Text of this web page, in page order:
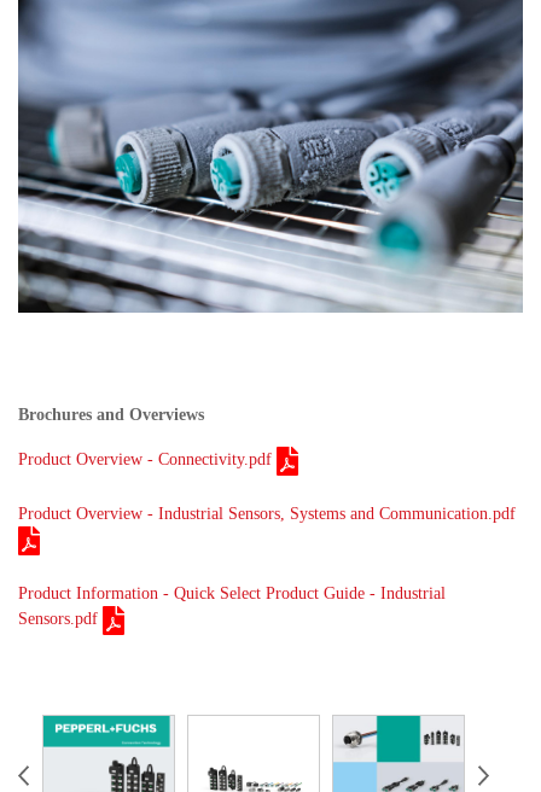
Brochures and Overviews
Product Overview - Connectivity.pdf
Product Overview - Industrial Sensors, Systems and Communication.pdf
Product Information - Quick Select Product Guide - Industrial
Sensors.pdf